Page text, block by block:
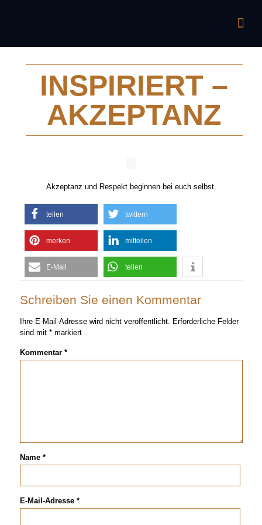
INSPIRIERT –
AKZEPTANZ
Akzeptanz und Respekt beginnen bei euch selbst.
teilen twittern
merken mitteilen
E-Mail teilen
Schreiben Sie einen Kommentar
Ihre E-Mail-Adresse wird nicht veröffentlicht. Erforderliche Felder
sind mit *markiert
Kommentar *
Name *
E-Mail-Adresse *